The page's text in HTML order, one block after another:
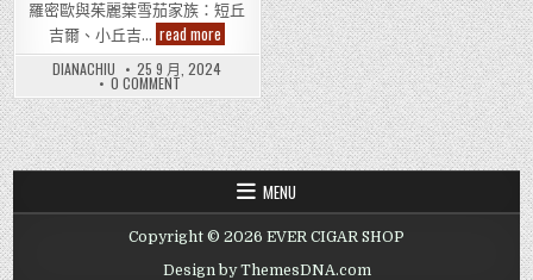
羅密歐與茱麗葉雪茄家族：短丘
吉爾、小丘吉… read more
間
Kong
Cigar
Shop
有
Romeo
y
Julieta
Short
Churchills
Cigar-
古
巴
羅
DIANACHIU 25 9 月, 2024
0 COMMENTON
邊
間
HONG
KONG
CIGAR
SHOP
Y
SHORT
CIGAR-
MENU
Copyright © 2026 EVER CIGAR SHOP
Design by ThemesDNA.com